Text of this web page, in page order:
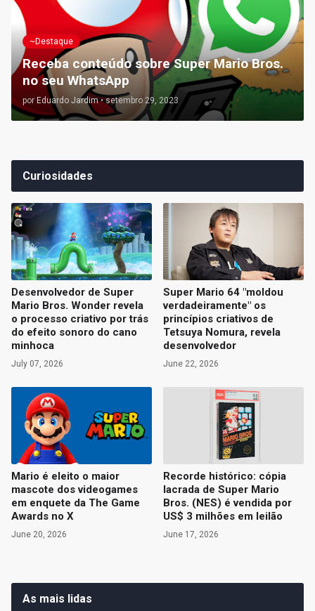
~Destaque
Receba conteúdo sobre Super Mario Bros.
no seu WhatsApp
por Eduardo Jardim • setembro 29, 2023
Curiosidades
Desenvolvedor de Super
Mario Bros. Wonder revela
o processo criativo por trás
do efeito sonoro do cano
minhoca
July 07, 2026
Super Mario 64 "moldou
verdadeiramente" os
princípios criativos de
Tetsuya Nomura, revela
desenvolvedor
June 22, 2026
Mario é eleito o maior
mascote dos videogames
em enquete da The Game
Awards no X
June 20, 2026
Recorde histórico: cópia
lacrada de Super Mario
Bros. (NES) é vendida por
US$ 3 milhões em leilão
June 17, 2026
As mais lidas